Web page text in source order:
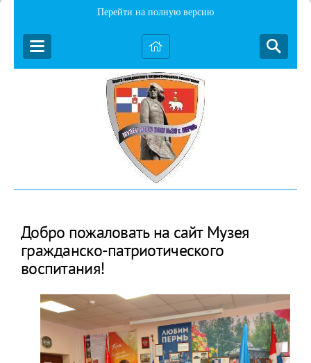
Перейти на полную версию
Добро пожаловать на сайт Музея
гражданско-патриотического
воспитания!